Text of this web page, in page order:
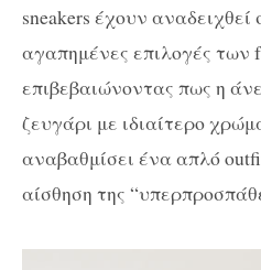
sneakers έχουν αναδειχθεί
αγαπημένες επιλογές των
επιβεβαιώνοντας πως η
ζευγάρι με ιδιαίτερο
αναβαθμίσει ένα απλό
αίσθηση της